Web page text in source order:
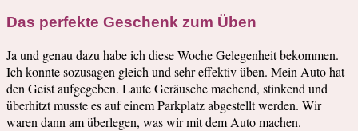
Das perfekte Geschenk zum Üben
Ja und genau dazu habe ich diese Woche Gelegenheit bekommen.
Ich konnte sozusagen gleich und sehr effektiv üben. Mein Auto hat
den Geist aufgegeben. Laute Geräusche machend, stinkend und
überhitzt musste es auf einem Parkplatz abgestellt werden. Wir
waren dann am überlegen, was wir mit dem Auto machen.